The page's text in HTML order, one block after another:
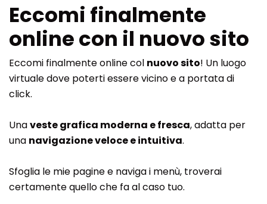
Eccomi finalmente
online con il nuovo sito
Eccomi finalmente online col nuovo sito! Un luogo
virtuale dove poterti essere vicino e a portata di
click.
Unaveste grafica moderna e fresca, adatta per
una navigazione veloce e intuitiva.
Sfoglia le mie pagine e naviga i menù, troverai
certamente quello che fa al caso tuo.